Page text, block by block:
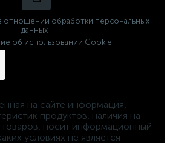
отношении обработки персональных
данных
об использовании Cookie
продуктов, наличия на
носит информационный
условиях не является